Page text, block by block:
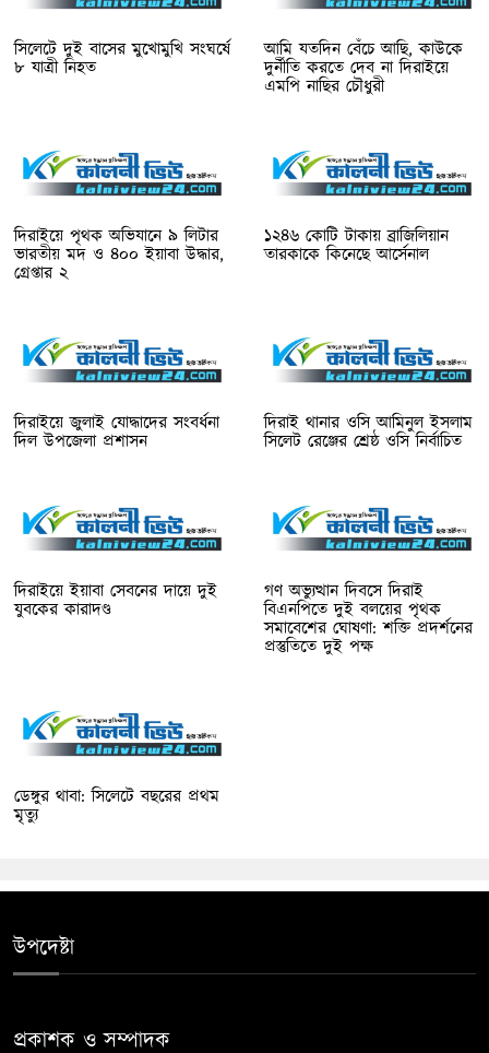
সিলেটে দুই বাসের মুখোমুখি সংঘর্ষে
৮ যাত্রী নিহত
আমি যতদিন বেঁচে আছি, কাউকে
দুর্নীতি করতে দেব না দিরাইয়ে
এমপি নাছির চৌধুরী
দিরাইয়ে পৃথক অভিযানে ৯ লিটার
ভারতীয় মদ ও ৪০০ ইয়াবা উদ্ধার,
গ্রেপ্তার ২
১২৪৬ কোটি টাকায় ব্রাজিলিয়ান
তারকাকে কিনেছে আর্সেনাল
দিরাইয়ে জুলাই যোদ্ধাদের সংবর্ধনা
দিল উপজেলা প্রশাসন
দিরাই থানার ওসি আমিনুল ইসলাম
সিলেট রেঞ্জের শ্রেষ্ঠ ওসি নির্বাচিত
দিরাইয়ে ইয়াবা সেবনের দায়ে দুই
যুবকের কারাদণ্ড
গণ অভ্যুত্থান দিবসে দিরাই
বিএনপিতে দুই বলয়ের পৃথক
সমাবেশের ঘোষণা: শক্তি প্রদর্শনের
প্রস্তুতিতে দুই পক্ষ
ডেঙ্গুর থাবা: সিলেটে বছরের প্রথম
মৃত্যু
উপদেষ্টা
প্রকাশক ও সম্পাদক